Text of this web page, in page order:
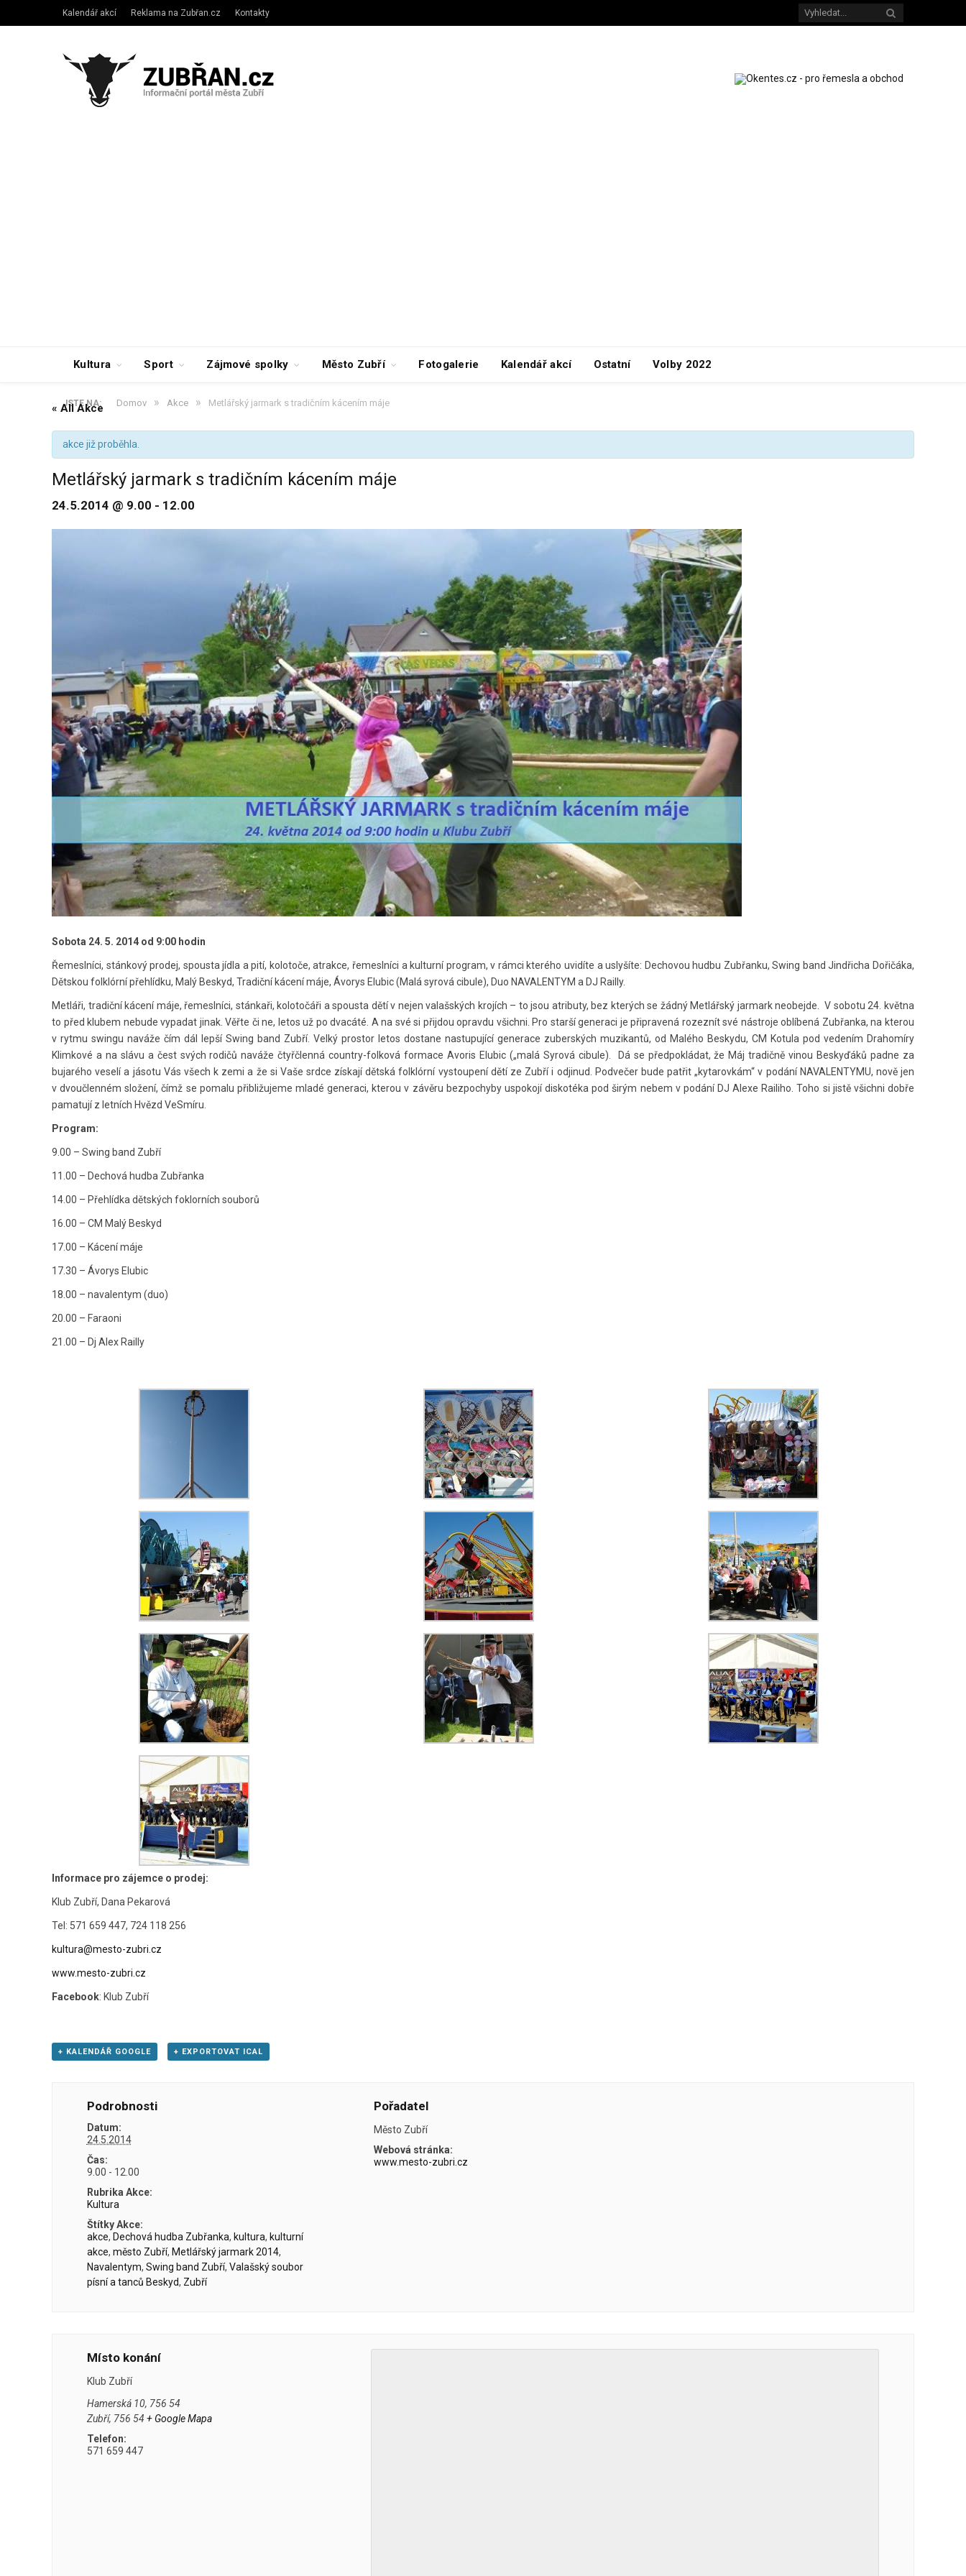
Kalendář akcí Reklama na Zubřan.cz Kontakty
Kultura Sport Zájmové spolky Město Zubří Fotogalerie Kalendář akcí Ostatní Volby 2022
JSTE NA: Domov » Akce » Metlářský jarmark s tradičním kácením máje
« All Akce
akce již proběhla.
Metlářský jarmark s tradičním kácením máje
24.5.2014 @ 9.00 - 12.00
Sobota 24. 5. 2014 od 9:00 hodin
Řemeslníci, stánkový prodej, spousta jídla a pití, kolotoče, atrakce, řemeslníci a kulturní program, v rámci kterého uvidíte a uslyšíte: Dechovou hudbu Zubřanku, Swing band Jindřicha Dořičáka,
Dětskou folklórní přehlídku, Malý Beskyd, Tradiční kácení máje, Ávorys Elubic (Malá syrová cibule), Duo NAVALENTYM a DJ Railly.
Metláři, tradiční kácení máje, řemeslníci, stánkaři, kolotočáři a spousta dětí v nejen valašských krojích – to jsou atributy, bez kterých se žádný Metlářský jarmark neobejde. V sobotu 24. května
to před klubem nebude vypadat jinak. Věřte či ne, letos už po dvacáté. A na své si přijdou opravdu všichni. Pro starší generaci je připravená rozeznít své nástroje oblíbená Zubřanka, na kterou
v rytmu swingu naváže čím dál lepší Swing band Zubří. Velký prostor letos dostane nastupující generace zuberských muzikantů, od Malého Beskydu, CM Kotula pod vedením Drahomíry
Klimkové a na slávu a čest svých rodičů naváže čtyřčlenná country-folková formace Avoris Elubic („malá Syrová cibule). Dá se předpokládat, že Máj tradičně vinou Beskyďáků padne za
bujarého veselí a jásotu Vás všech k zemi a že si Vaše srdce získají dětská folklórní vystoupení dětí ze Zubří i odjinud. Podvečer bude patřit „kytarovkám“ v podání NAVALENTYMU, nově jen
v dvoučlenném složení, čímž se pomalu přibližujeme mladé generaci, kterou v závěru bezpochyby uspokojí diskotéka pod širým nebem v podání DJ Alexe Railiho. Toho si jistě všichni dobře
pamatují z letních Hvězd VeSmíru.
Program:
9.00 – Swing band Zubří
11.00 – Dechová hudba Zubřanka
14.00 – Přehlídka dětských foklorních souborů
16.00 – CM Malý Beskyd
17.00 – Kácení máje
17.30 – Ávorys Elubic
18.00 – navalentym (duo)
20.00 – Faraoni
21.00 – Dj Alex Railly
Informace pro zájemce o prodej:
Klub Zubří, Dana Pekarová
Tel: 571 659 447, 724 118 256
kultura@mesto-zubri.cz
www.mesto-zubri.cz
Facebook: Klub Zubří
+ KALENDÁŘ GOOGLE + EXPORTOVAT ICAL
Podrobnosti
Datum:
24.5.2014
Čas:
9.00 - 12.00
Rubrika Akce:
Kultura
Štítky Akce:
akce, Dechová hudba Zubřanka, kultura, kulturní
akce, město Zubří, Metlářský jarmark 2014,
Navalentym, Swing band Zubří, Valašský soubor
písní a tanců Beskyd, Zubří
Pořadatel
Město Zubří
Webová stránka:
www.mesto-zubri.cz
Místo konání
Klub Zubří
Hamerská 10, 756 54
Zubří, 756 54 + Google Mapa
Telefon:
571 659 447